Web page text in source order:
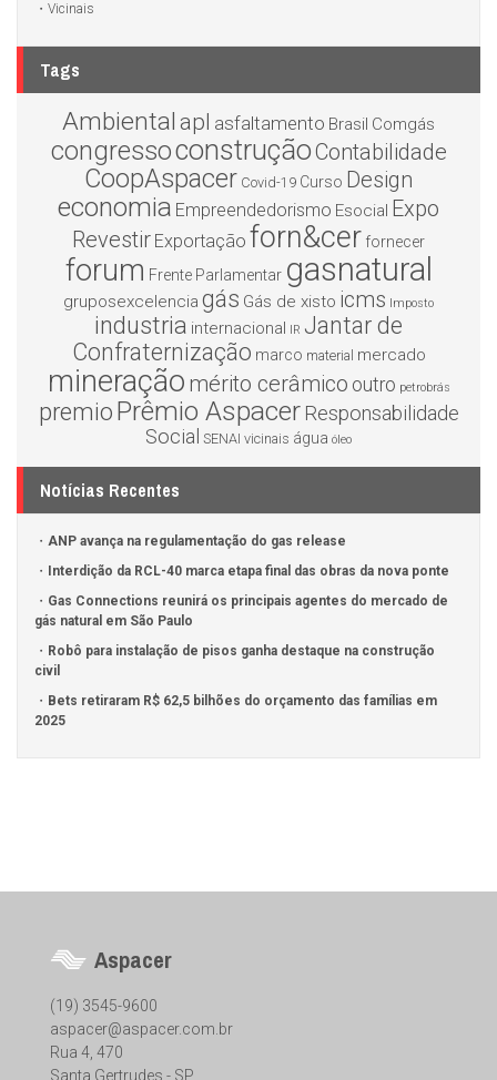
Vicinais
Tags
Ambiental apl asfaltamento Brasil Comgás
congressoconstruçãoContabilidade
CoopAspacer Covid-19 Curso Design
economia Empreendedorismo Esocial Expo
Revestir Exportação forn&cer fornecer
forum Frente Parlamentar gasnatural
gruposexcelencia gás Gás de xisto icms Imposto
industria internacional IR Jantar de
Confraternização marco material mercado
mineração mérito cerâmico outro petrobrás
premio Prêmio Aspacer Responsabilidade
Social SENAI vicinais água óleo
Notícias Recentes
ANP avança na regulamentação do gas release
Interdição da RCL-40 marca etapa final das obras da nova ponte
Gas Connections reunirá os principais agentes do mercado de
gás natural em São Paulo
Robô para instalação de pisos ganha destaque na construção
civil
Bets retiraram R$ 62,5 bilhões do orçamento das famílias em
2025
Aspacer
(19) 3545-9600
aspacer@aspacer.com.br
Rua 4, 470
Santa Gertrudes - SP